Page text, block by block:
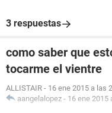
3 respuestas
como saber que
tocarme el vientre
ALLISTAIR - 16 ene 2015 a las
aangelalopez - 16 ene 2015